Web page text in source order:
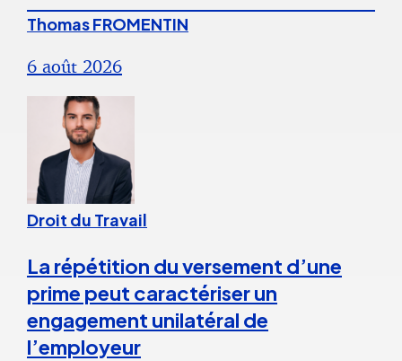
Thomas FROMENTIN
6 août 2026
Droit du Travail
La répétition du versement d’une
prime peut caractériser un
engagement unilatéral de
l’employeur